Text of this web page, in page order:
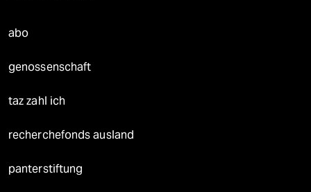
abo
genossenschaft
taz zahl ich
recherchefonds ausland
panterstiftung